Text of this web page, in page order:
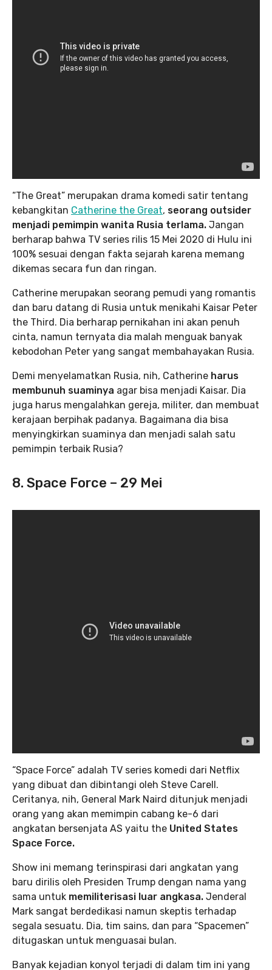
“The Great” merupakan drama komedi satir tentang
kebangkitan Catherine the Great, seorang outsider
menjadi pemimpin wanita Rusia terlama. Jangan
berharap bahwa TV series rilis 15 Mei 2020 di Hulu ini
100% sesuai dengan fakta sejarah karena memang
dikemas secara fun dan ringan.
Catherine merupakan seorang pemudi yang romantis
dan baru datang di Rusia untuk menikahi Kaisar Peter
the Third. Dia berharap pernikahan ini akan penuh
cinta, namun ternyata dia malah menguak banyak
kebodohan Peter yang sangat membahayakan Rusia.
Demi menyelamatkan Rusia, nih, Catherine harus
membunuh suaminya agar bisa menjadi Kaisar. Dia
juga harus mengalahkan gereja, militer, dan membuat
kerajaan berpihak padanya. Bagaimana dia bisa
menyingkirkan suaminya dan menjadi salah satu
pemimpin terbaik Rusia?
8. Space Force – 29 Mei
“Space Force” adalah TV series komedi dari Netflix
yang dibuat dan dibintangi oleh Steve Carell.
Ceritanya, nih, General Mark Naird ditunjuk menjadi
orang yang akan memimpin cabang ke-6 dari
angkatan bersenjata AS yaitu the United States
Space Force.
Show ini memang terinspirasi dari angkatan yang
baru dirilis oleh Presiden Trump dengan nama yang
sama untuk memiliterisasi luar angkasa. Jenderal
Mark sangat berdedikasi namun skeptis terhadap
segala sesuatu. Dia, tim sains, dan para “Spacemen”
ditugaskan untuk menguasai bulan.
Banyak kejadian konyol terjadi di dalam tim ini yang